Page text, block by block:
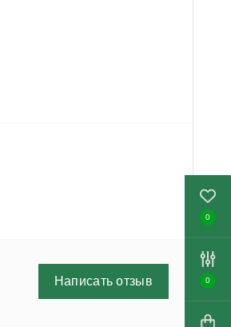
0
0
Написать отзыв